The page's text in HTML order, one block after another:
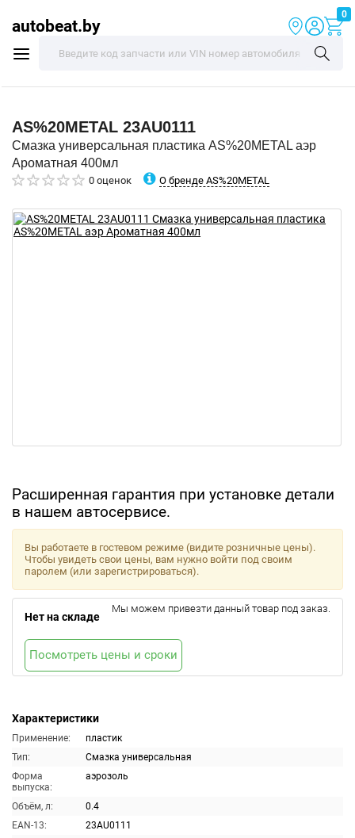
autobeat.by
0
AS%20METAL 23AU0111
Смазка универсальная пластика AS%20METAL аэр
Ароматная 400мл
0 оценок О бренде AS%20METAL
Расширенная гарантия при установке детали
в нашем автосервисе.
Характеристики
Применение:
пластик
Тип:
Смазка универсальная
Форма
выпуска:
аэрозоль
Объём, л:
0.4
EAN-13:
23AU0111
Вы работаете в гостевом режиме (видите розничные цены).
Чтобы увидеть свои цены, вам нужно войти под своим
паролем (или зарегистрироваться).
Нет на складе
Мы можем привезти данный товар под заказ.
Посмотреть цены и сроки